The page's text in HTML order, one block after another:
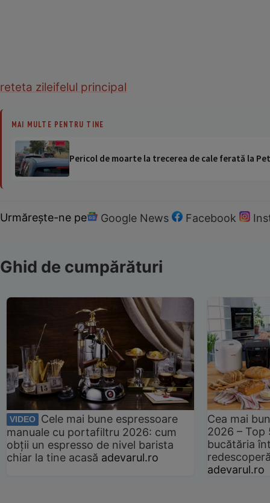
reteta zileifelul principal
MAI MULTE PENTRU TINE
Pericol de moarte la trecerea de cale ferată la
Urmărește-ne pe Google News Facebook
Ghid de cumpărături
VIDEO
Cele mai bune espressoare
manuale cu portafiltru 2026: cum
obții un espresso de nivel barista
chiar la tine acasă adevarul.ro
Cea mai
2026 –
bucătăria
adevarul.ro